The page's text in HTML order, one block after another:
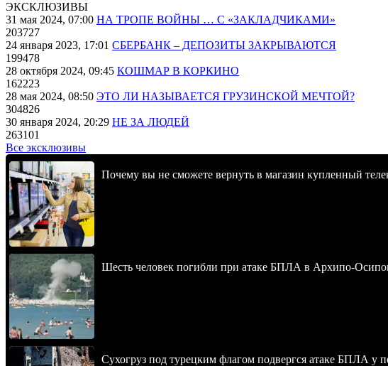
ЭКСКЛЮЗИВЫ
31 мая 2024, 07:00 НА ТРОПЕ ВОЙНЫ … С «ЗАКЛАДЧИКАМИ»
203727
24 января 2023, 17:01 СБЕРБАНК – ДЕПОЗИТЫ ЗАКРЫВАЮТСЯ
199478
28 октября 2024, 09:45 КОШМАР В КОРКИНО
162223
28 мая 2024, 08:50 ЭТО ЛИ НАЗЫВАЕТСЯ ГРУЗИНСКОЙ МЕЧТОЙ?
304826
30 января 2024, 20:29 НЕ ЗА ЛЮДЕЙ
263101
Все эксклюзивы
Почему вы не сможете вернуть в магазин купленный
Шесть человек погибли при атаке БПЛА в Архипо-
Сухогруз под турецким флагом подвергся атаке БПЛА у